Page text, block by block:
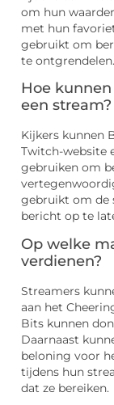
om hun
met hun
gebruikt om
te ontgrendelen.
Hoe
een stream?
Kijkers kunnen
Twitch-website
gebruiken om
gebruikt om de
bericht op te
Op welke
verdienen?
Streamers
aan het
Bits kunnen
Daarnaast
beloning voor
tijdens hun
dat ze bereiken.